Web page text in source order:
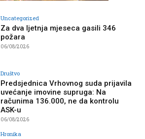
Uncategorized
Za dva ljetnja mjeseca gasili 346
požara
06/08/2026
Društvo
Predsjednica Vrhovnog suda prijavila
uvećanje imovine supruga: Na
računima 136.000, ne da kontrolu
ASK-u
06/08/2026
Hronika